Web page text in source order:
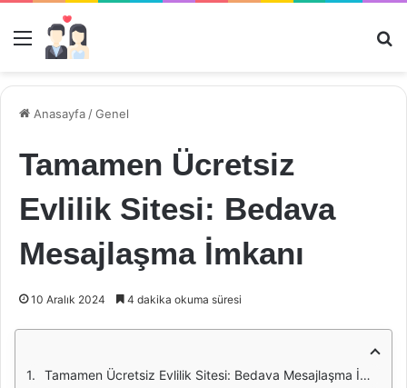
Menü
Anasayfa /Genel
Tamamen Ücretsiz
Evlilik Sitesi: Bedava
Mesajlaşma İmkanı
10 Aralık 2024 4 dakika okuma süresi
Tamamen Ücretsiz Evlilik Sitesi: Bedava Mesajlaşma İmkanı